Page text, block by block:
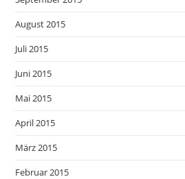
August 2015
Juli 2015
Juni 2015
Mai 2015
April 2015
März 2015
Februar 2015